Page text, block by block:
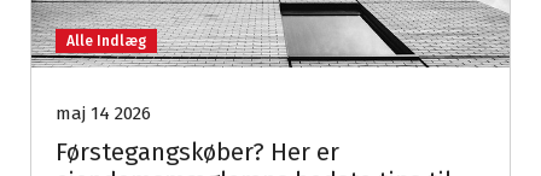
Alle Indlæg
maj 14 2026
Førstegangskøber? Her er